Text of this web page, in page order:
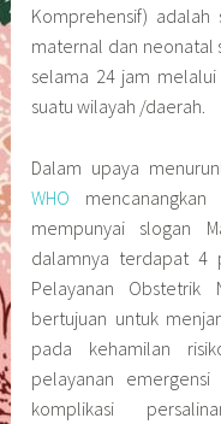
Komprehensif) adalah
maternal dan neonatal
selama 24 jam melalui
suatu wilayah /daerah.
Dalam upaya
WHO
mempunyai slogan
dalamnya terdapat 4
Pelayanan Obstetrik
bertujuan untuk
pada kehamilan
pelayanan
komplikasi